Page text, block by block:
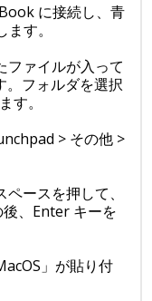
に接続し、青
す。
ファイルが入って
。フォルダを選択
す。
> その他 >
ースを押して、
、Enter キーを
」が貼り付